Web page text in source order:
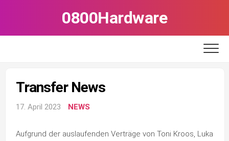
0800Hardware
Transfer News
17. April 2023 NEWS
Aufgrund der auslaufenden Verträge von Toni Kroos, Luka